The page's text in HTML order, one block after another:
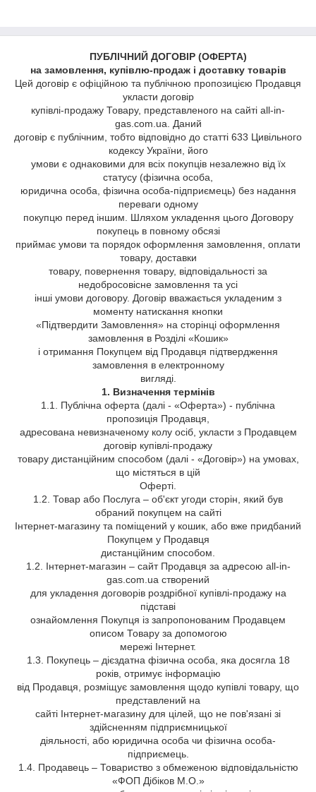
ПУБЛІЧНИЙ ДОГОВІР (ОФЕРТА)
на замовлення, купівлю-продаж і доставку товарів
Цей договір є офіційною та публічною пропозицією Продавця
укласти договір
купівлі-продажу Товару, представленого на сайті all-in-
gas.com.ua. Даний
договір є публічним, тобто відповідно до статті 633 Цивільного
кодексу України, його
умови є однаковими для всіх покупців незалежно від їх
статусу (фізична особа,
юридична особа, фізична особа-підприємець) без надання
переваги одному
покупцю перед іншим. Шляхом укладення цього Договору
покупець в повному обсязі
приймає умови та порядок оформлення замовлення, оплати
товару, доставки
товару, повернення товару, відповідальності за
недобросовісне замовлення та усі
інші умови договору. Договір вважається укладеним з
моменту натискання кнопки
«Підтвердити Замовлення» на сторінці оформлення
замовлення в Розділі «Кошик»
і отримання Покупцем від Продавця підтвердження
замовлення в електронному
вигляді.
1. Визначення термінів
1.1. Публічна оферта (далі - «Оферта») - публічна
пропозиція Продавця,
адресована невизначеному колу осіб, укласти з Продавцем
договір купівлі-продажу
товару дистанційним способом (далі - «Договір») на умовах,
що містяться в цій
Оферті.
1.2. Товар або Послуга – об'єкт угоди сторін, який був
обраний покупцем на сайті
Інтернет-магазину та поміщений у кошик, або вже придбаний
Покупцем у Продавця
дистанційним способом.
1.2. Інтернет-магазин – сайт Продавця за адресою all-in-
gas.com.ua створений
для укладення договорів роздрібної купівлі-продажу на
підставі
ознайомлення Покупця із запропонованим Продавцем
описом Товару за допомогою
мережі Інтернет.
1.3. Покупець – дієздатна фізична особа, яка досягла 18
років, отримує інформацію
від Продавця, розміщує замовлення щодо купівлі товару, що
представлений на
сайті Інтернет-магазину для цілей, що не пов'язані зі
здійсненням підприємницької
діяльності, або юридична особа чи фізична особа-
підприємець.
1.4. Продавець – Товариство з обмеженою відповідальністю
«ФОП Дібіков М.О.»